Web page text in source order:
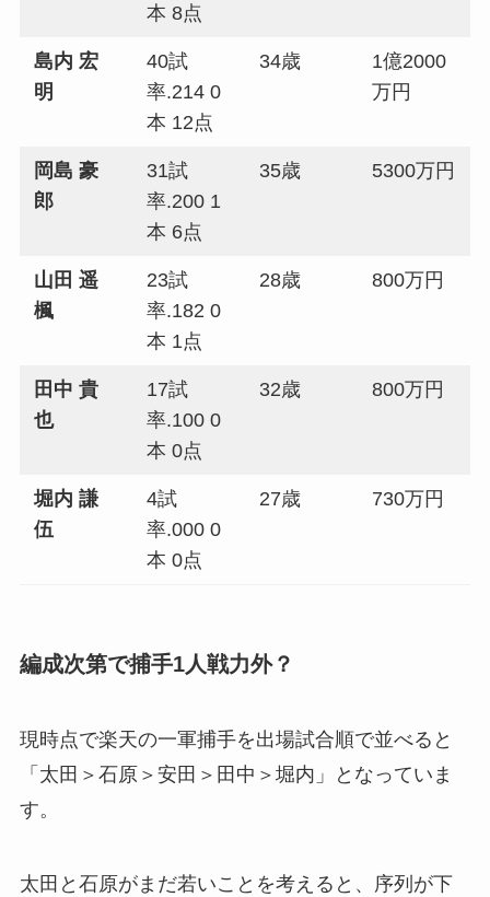
本 8点
島内 宏
明
40試
率.214 0
本 12点
34歳
1億2000
万円
岡島 豪
郎
31試
率.200 1
本 6点
35歳 5300万円
山田 遥
楓
23試
率.182 0
本 1点
28歳 800万円
田中 貴
也
17試
率.100 0
本 0点
32歳 800万円
堀内 謙
伍
4試
率.000 0
本 0点
27歳 730万円
編成次第で捕手1人戦力外？
現時点で楽天の一軍捕手を出場試合順で並べると
「太田＞石原＞安田＞田中＞堀内」となっていま
す。
太田と石原がまだ若いことを考えると、序列が下